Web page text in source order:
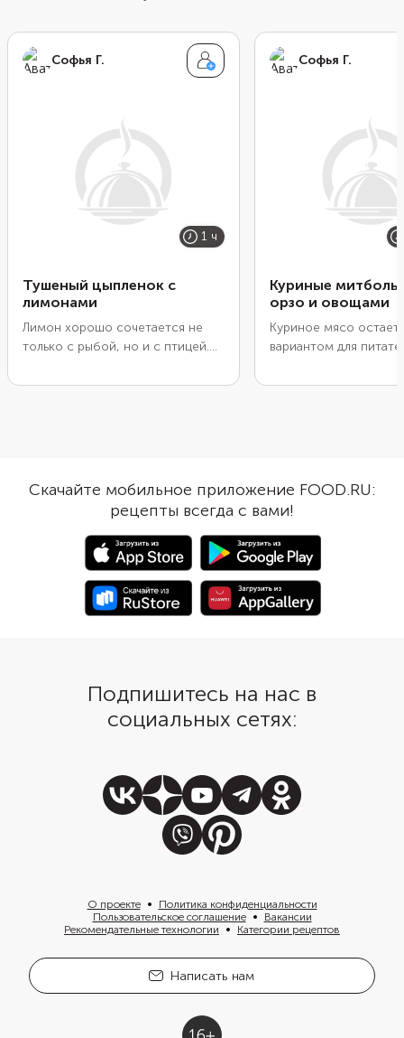
Софья Г.
1 ч
Тушеный цыпленок с
лимонами
Лимон хорошо сочетается не
только с рыбой, но и с птицей.
помогает мясу быстрее дойти
лимоны. У них приятная кислинка
с легким намеком на сладость.
Но если под рукой оказался
обычный лимон, разбавьте его
апельсином. Вкус блюда станет
мягче, а аромат — насыщеннее.
Софья Г.
Куриные митболы
орзо и овощами
Куриное мясо
вариантом для
содержанием белка и
митболы, добавив в
пряный соус песто с
деликатный лук-
итальянские травы.
пикантные митболы
только выложить на
пасты орзо с
Скачайте мобильное приложение FOOD.RU:
рецепты всегда с вами!
Подпишитесь на нас в
социальных сетях:
О проекте
Политика конфиденциальности
Пользовательское соглашение
Вакансии
Рекомендательные технологии
Категории рецептов
Написать нам